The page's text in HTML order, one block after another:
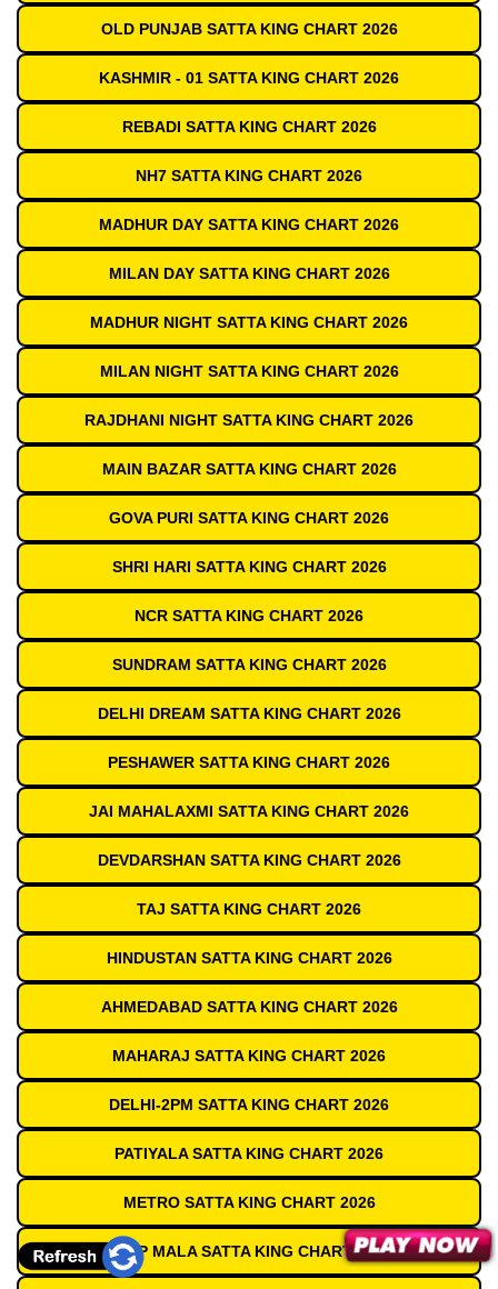
OLD PUNJAB SATTA KING CHART 2026
KASHMIR - 01 SATTA KING CHART 2026
REBADI SATTA KING CHART 2026
NH7 SATTA KING CHART 2026
MADHUR DAY SATTA KING CHART 2026
MILAN DAY SATTA KING CHART 2026
MADHUR NIGHT SATTA KING CHART 2026
MILAN NIGHT SATTA KING CHART 2026
RAJDHANI NIGHT SATTA KING CHART 2026
MAIN BAZAR SATTA KING CHART 2026
GOVA PURI SATTA KING CHART 2026
SHRI HARI SATTA KING CHART 2026
NCR SATTA KING CHART 2026
SUNDRAM SATTA KING CHART 2026
DELHI DREAM SATTA KING CHART 2026
PESHAWER SATTA KING CHART 2026
JAI MAHALAXMI SATTA KING CHART 2026
DEVDARSHAN SATTA KING CHART 2026
TAJ SATTA KING CHART 2026
HINDUSTAN SATTA KING CHART 2026
AHMEDABAD SATTA KING CHART 2026
MAHARAJ SATTA KING CHART 2026
DELHI-2PM SATTA KING CHART 2026
PATIYALA SATTA KING CHART 2026
METRO SATTA KING CHART 2026
DEEP MALA SATTA KING CHART 2026